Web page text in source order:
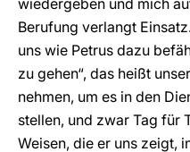
wiedergeben und mich
Berufung verlangt
uns wie Petrus dazu
zu gehen“, das heißt
nehmen, um es in den
stellen, und zwar Tag für
Weisen, die er uns zeigt,